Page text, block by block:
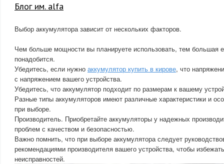
Блог им. alfa
Выбор аккумулятора зависит от нескольких факторов.
Чем больше мощности вы планируете использовать, тем большая
понадобится.
Убедитесь, если нужно аккумулятор купить в кирове, что
с напряжением вашего устройства.
Убедитесь, что аккумулятор подходит по размерам к вашему
Разные типы аккумуляторов имеют различные характеристики и
при выборе.
Производитель. Приобретайте аккумуляторы у надежных
проблем с качеством и безопасностью.
Важно помнить, что при выборе аккумулятора следует
рекомендациями производителя вашего устройства, чтобы
неисправностей.